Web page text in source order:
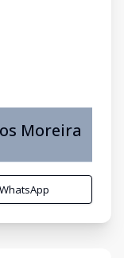
Moreira
WhatsApp